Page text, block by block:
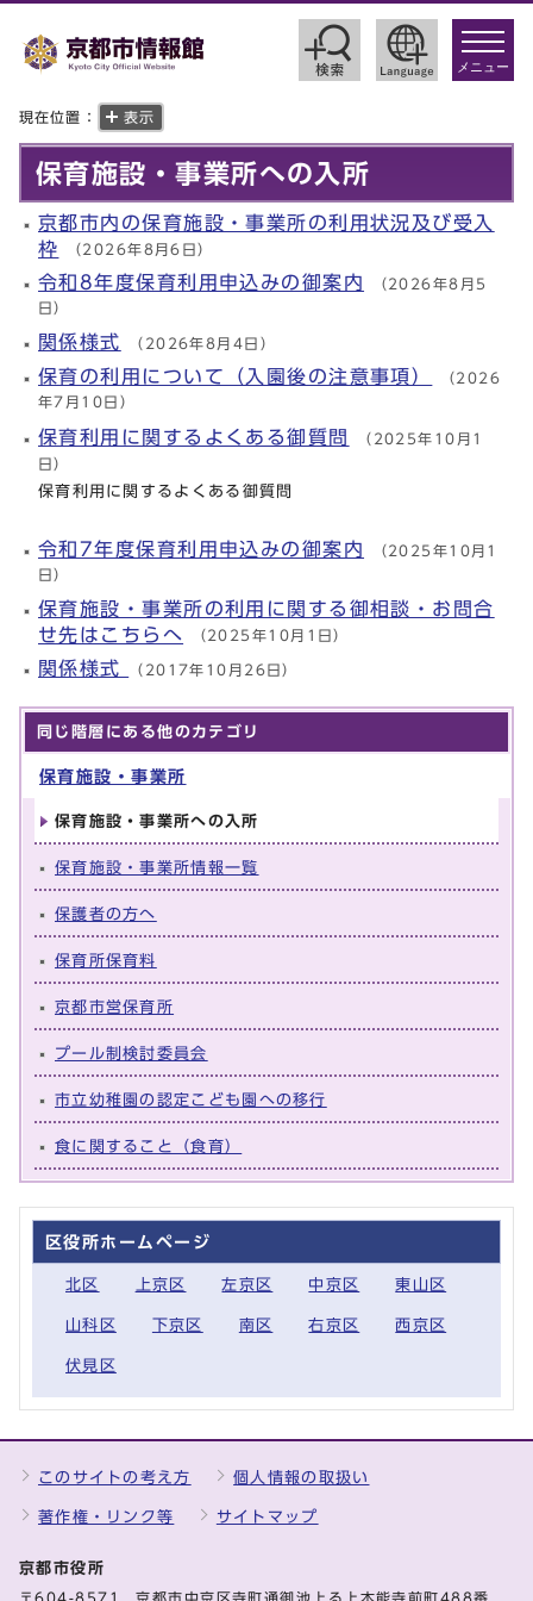
toggle
メニュー
現在位置： 表示
保育施設・事業所への入所
京都市内の保育施設・事業所の利用状況及び受入
枠 （2026年8月6日）
令和8年度保育利用申込みの御案内 （2026年8月5
日）
関係様式 （2026年8月4日）
保育の利用について（入園後の注意事項） （2026
年7月10日）
保育利用に関するよくある御質問
（2025年10月1
日）
保育利用に関するよくある御質問
令和7年度保育利用申込みの御案内 （2025年10月1
日）
保育施設・事業所の利用に関する御相談・お問合
せ先はこちらへ （2025年10月1日）
関係様式 （2017年10月26日）
同じ階層にある他のカテゴリ
保育施設・事業所
保育施設・事業所への入所
保育施設・事業所情報一覧
保護者の方へ
保育所保育料
京都市営保育所
プール制検討委員会
市立幼稚園の認定こども園への移行
食に関すること（食育）
区役所ホームページ
北区 上京区 左京区 中京区 東山区
山科区 下京区 南区 右京区 西京区
伏見区
このサイトの考え方 個人情報の取扱い
著作権・リンク等 サイトマップ
京都市役所
〒604-8571 京都市中京区寺町通御池上る上本能寺前町488番